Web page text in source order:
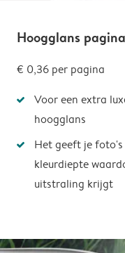
Hoogglans
€ 0,36 per pagina
Voor een extra
hoogglans
Het geeft je
kleurdiepte
uitstraling krijgt